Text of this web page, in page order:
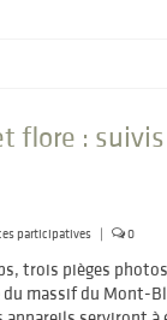
flore : suivis
participatives | 0
trois pièges
massif du Mont-